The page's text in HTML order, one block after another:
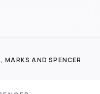
MARKS AND SPENCER